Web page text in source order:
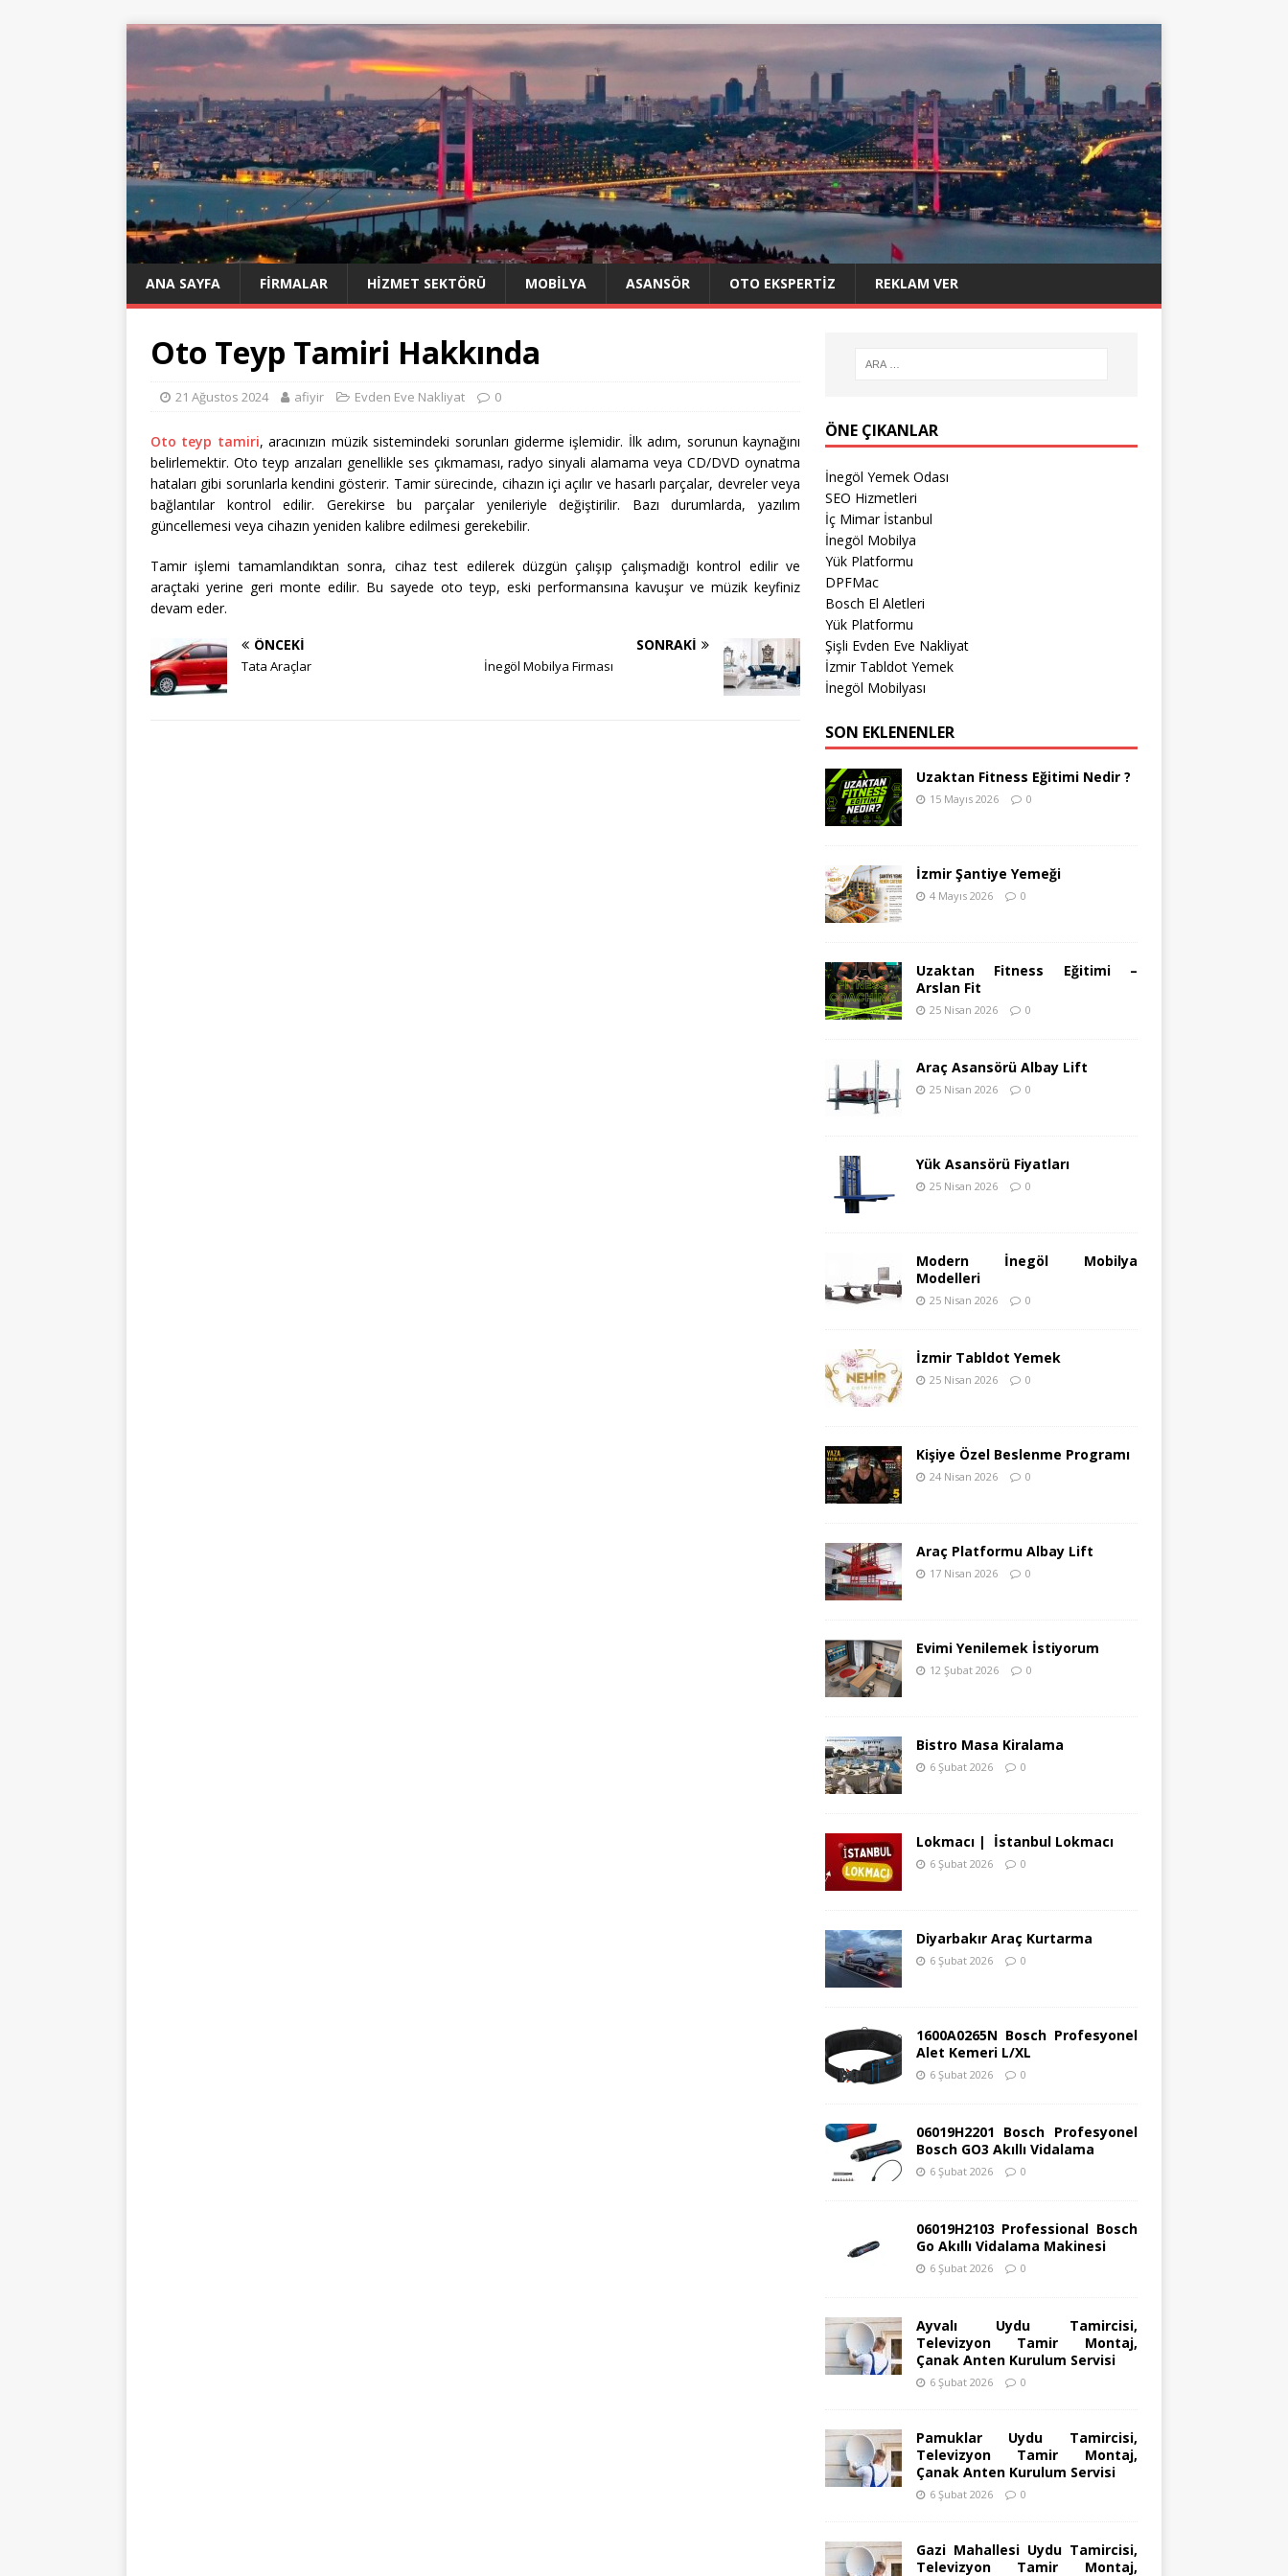
ANA SAYFA FIRMALAR HIZMET SEKTÖRÜ MOBILYA ASANSÖR OTO EKSPERTIZ REKLAM VER
Oto Teyp Tamiri Hakkında
21 Ağustos 2024 afiyir Evden Eve Nakliyat 0
Oto teyp tamiri, aracınızın müzik sistemindeki sorunları giderme işlemidir. İlk adım, sorunun kaynağını
belirlemektir. Oto teyp arızaları genellikle ses çıkmaması, radyo sinyali alamama veya CD/DVD oynatma
hataları gibi sorunlarla kendini gösterir. Tamir sürecinde, cihazın içi açılır ve hasarlı parçalar, devreler veya
bağlantılar kontrol edilir. Gerekirse bu parçalar yenileriyle değiştirilir. Bazı durumlarda, yazılım
güncellemesi veya cihazın yeniden kalibre edilmesi gerekebilir.
Tamir işlemi tamamlandıktan sonra, cihaz test edilerek düzgün çalışıp çalışmadığı kontrol edilir ve
araçtaki yerine geri monte edilir. Bu sayede oto teyp, eski performansına kavuşur ve müzik keyfiniz
devam eder.
ÖNCEKI
Tata Araçlar
SONRAKI
İnegöl Mobilya Firması
ÖNE ÇIKANLAR
İnegöl Yemek Odası
SEO Hizmetleri
İç Mimar İstanbul
İnegöl Mobilya
Yük Platformu
DPFMac
Bosch El Aletleri
Yük Platformu
Şişli Evden Eve Nakliyat
İzmir Tabldot Yemek
İnegöl Mobilyası
SON EKLENENLER
Uzaktan Fitness Eğitimi Nedir ?
15 Mayıs 2026 0
İzmir Şantiye Yemeği
4 Mayıs 2026 0
Uzaktan Fitness Eğitimi –
Arslan Fit
25 Nisan 2026 0
Araç Asansörü Albay Lift
25 Nisan 2026 0
Yük Asansörü Fiyatları
25 Nisan 2026 0
Modern İnegöl Mobilya
Modelleri
25 Nisan 2026 0
İzmir Tabldot Yemek
25 Nisan 2026 0
Kişiye Özel Beslenme Programı
24 Nisan 2026 0
Araç Platformu Albay Lift
17 Nisan 2026 0
Evimi Yenilemek İstiyorum
12 Şubat 2026 0
Bistro Masa Kiralama
6 Şubat 2026 0
Lokmacı | İstanbul Lokmacı
6 Şubat 2026 0
Diyarbakır Araç Kurtarma
6 Şubat 2026 0
1600A0265N Bosch Profesyonel
Alet Kemeri L/XL
6 Şubat 2026 0
06019H2201 Bosch Profesyonel
Bosch GO3 Akıllı Vidalama
6 Şubat 2026 0
06019H2103 Professional Bosch
Go Akıllı Vidalama Makinesi
6 Şubat 2026 0
Ayvalı Uydu Tamircisi,
Televizyon Tamir Montaj,
Çanak Anten Kurulum Servisi
6 Şubat 2026 0
Pamuklar Uydu Tamircisi,
Televizyon Tamir Montaj,
Çanak Anten Kurulum Servisi
6 Şubat 2026 0
Gazi Mahallesi Uydu Tamircisi,
Televizyon Tamir Montaj,